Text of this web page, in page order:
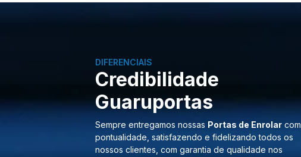
DIFERENCIAIS
Credibilidade
Guaruportas
Sempre entregamos nossas Portas de Enrolar com
pontualidade, satisfazendo e fidelizando todos os
nossos clientes, com garantia de qualidade nos